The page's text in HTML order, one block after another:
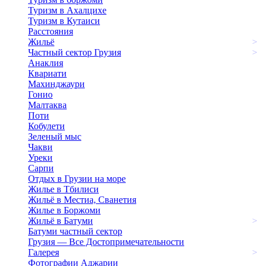
Туризм в Ахалцихе
Туризм в Кутаиси
Расстояния
Жильё
>
Частный сектор Грузия
>
Анаклия
Квариати
Махинджаури
Гонио
Малтаква
Поти
Кобулети
Зеленый мыс
Чакви
Уреки
Сарпи
Отдых в Грузии на море
Жилье в Тбилиси
Жильё в Местиа, Сванетия
Жилье в Боржоми
Жильё в Батуми
>
Батуми частный сектор
Грузия — Все Достопримечательности
Галерея
>
Фотографии Аджарии